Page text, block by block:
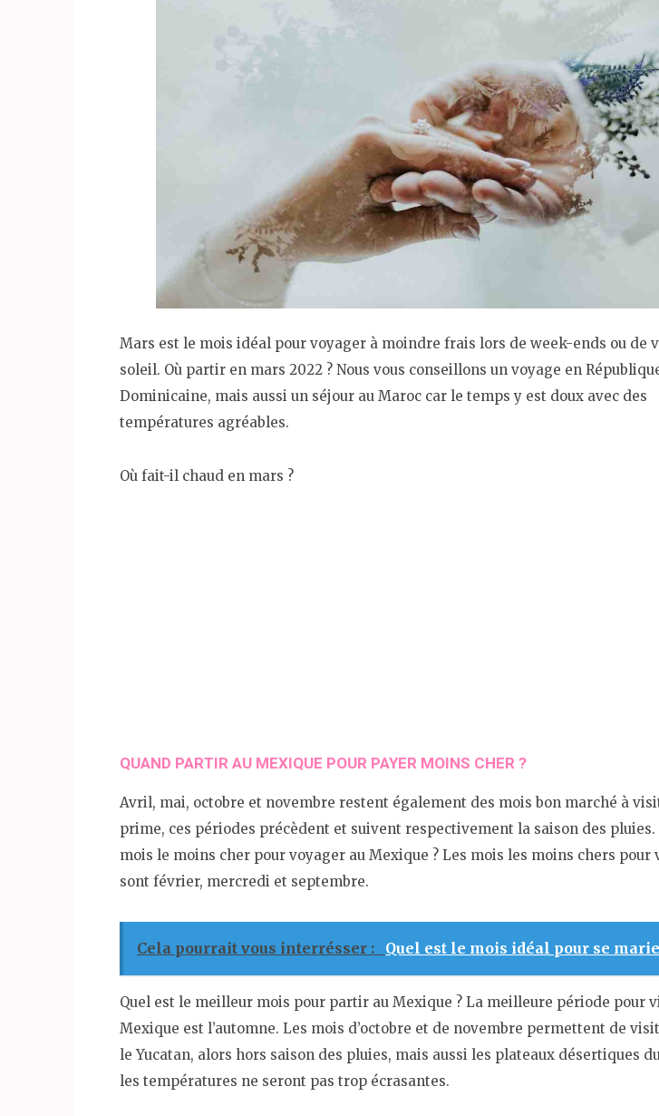
Mars est le mois idéal pour voyager à moindre frais lors de week-ends ou de
soleil. Où partir en mars 2022 ? Nous vous conseillons un voyage en
Dominicaine, mais aussi un séjour au Maroc car le temps y est doux avec des
températures agréables.
Où fait-il chaud en mars ?
QUAND PARTIR AU MEXIQUE POUR PAYER MOINS CHER ?
Avril, mai, octobre et novembre restent également des mois bon marché à
prime, ces périodes précèdent et suivent respectivement la saison des pluies.
mois le moins cher pour voyager au Mexique ? Les mois les moins chers pour
sont février, mercredi et septembre.
Cela pourrait vous interrésser : Quel est le mois idéal pour se
Quel est le meilleur mois pour partir au Mexique ? La meilleure période pour
Mexique est l’automne. Les mois d’octobre et de novembre permettent de
le Yucatan, alors hors saison des pluies, mais aussi les plateaux désertiques
les températures ne seront pas trop écrasantes.